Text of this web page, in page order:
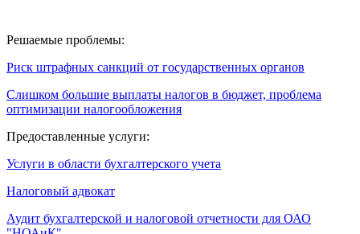
Решаемые проблемы:
Риск штрафных санкций от государственных органов
Слишком большие выплаты налогов в бюджет, проблема
оптимизации налогообложения
Предоставленные услуги:
Услуги в области бухгалтерского учета
Налоговый адвокат
Аудит бухгалтерской и налоговой отчетности для ОАО